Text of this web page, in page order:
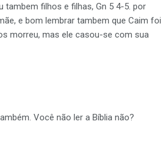
tambem filhos e filhas, Gn 5 4-5. por
e bom lembrar tambem que Caim foi
morreu, mas ele casou-se com sua
Você não ler a Bíblia não?